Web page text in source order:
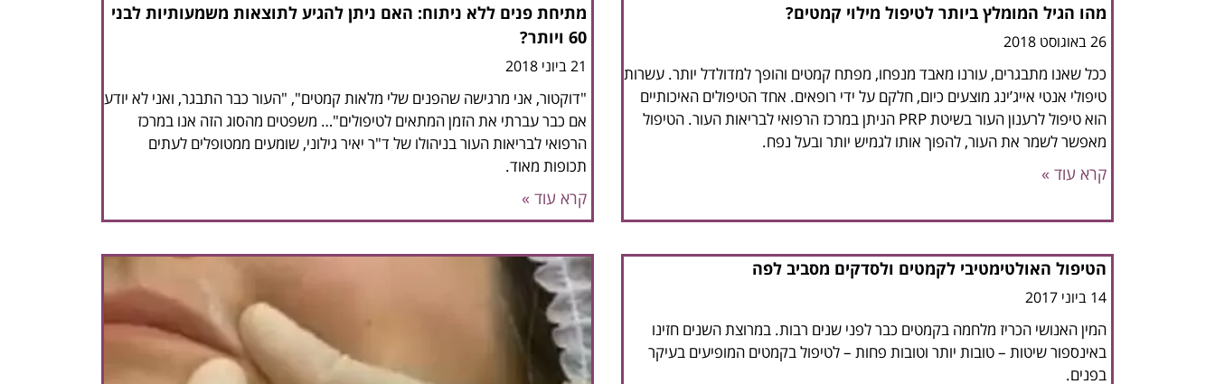
מהו הגיל המומלץ ביותר לטיפול מילוי קמטים?
26 באוגוסט 2018
ככל שאנו מתבגרים, עורנו מאבד מנפחו, מפתח קמטים והופך למדולדל יותר. עשרות
טיפולי אנטי אייג’ינג מוצעים כיום, חלקם על ידי רופאים. אחד הטיפולים האיכותיים
הוא טיפול לרענון העור בשיטת PRP הניתן במרכז הרפואי לבריאות העור. הטיפול
מאפשר לשמר את העור, להפוך אותו לגמיש יותר ובעל נפח.
קרא עוד »
מתיחת פנים ללא ניתוח: האם ניתן להגיע לתוצאות משמעותיות לבני
60 ויותר?
21 ביוני 2018
"דוקטור, אני מרגישה שהפנים שלי מלאות קמטים", "העור כבר התבגר, ואני לא יודע
אם כבר עברתי את הזמן המתאים לטיפולים"… משפטים מהסוג הזה אנו במרכז
הרפואי לבריאות העור בניהולו של ד"ר יאיר גילוני, שומעים ממטופלים לעתים
תכופות מאוד.
קרא עוד »
הטיפול האולטימטיבי לקמטים ולסדקים מסביב לפה
14 ביוני 2017
המין האנושי הכריז מלחמה בקמטים כבר לפני שנים רבות. במרוצת השנים חזינו
באינספור שיטות – טובות יותר וטובות פחות – לטיפול בקמטים המופיעים בעיקר
בפנים.